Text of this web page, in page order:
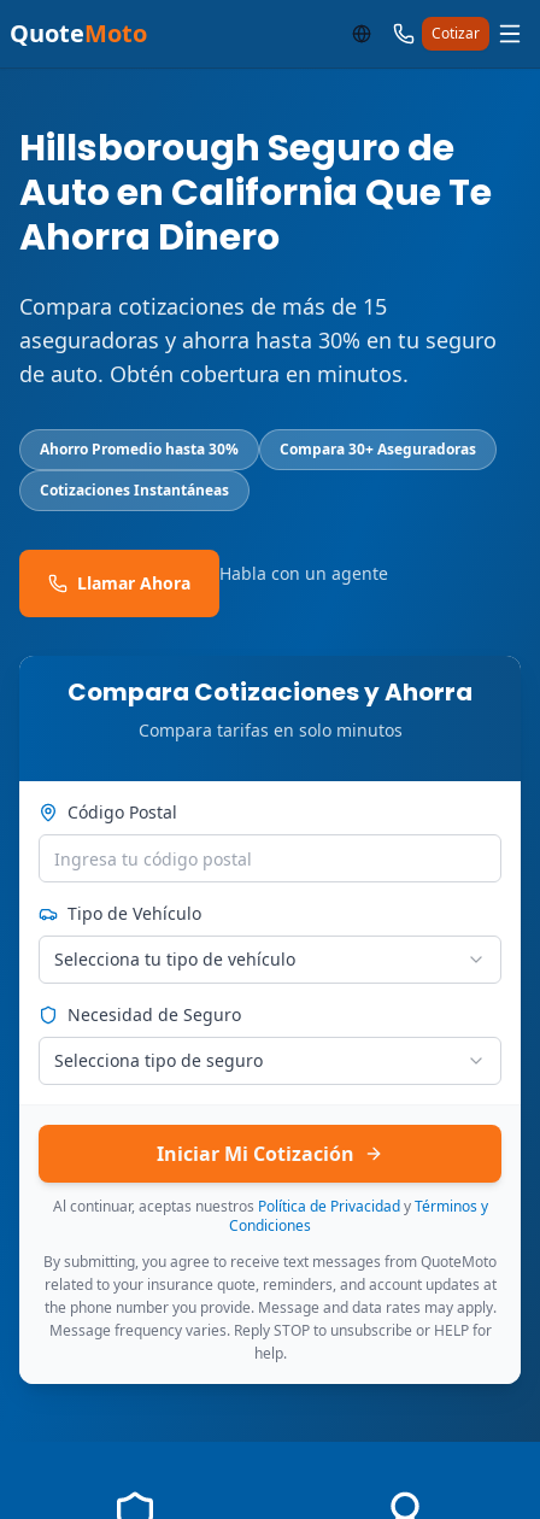
QuoteMoto Cotizar
Hillsborough Seguro de
Auto en California Que Te
Ahorra Dinero
Compara cotizaciones de más de 15
aseguradoras y ahorra hasta 30% en tu seguro
de auto. Obtén cobertura en minutos.
Ahorro Promedio hasta 30%
Compara 30+ Aseguradoras
Cotizaciones Instantáneas
Llamar Ahora Habla con un agente
Compara Cotizaciones y Ahorra
Compara tarifas en solo minutos
Código Postal
Tipo de Vehículo
Selecciona tu tipo de vehículo
Necesidad de Seguro
Selecciona tipo de seguro
Iniciar Mi Cotización
Al continuar, aceptas nuestros Política de Privacidad y Términos y
Condiciones
By submitting, you agree to receive text messages from QuoteMoto
related to your insurance quote, reminders, and account updates at
the phone number you provide. Message and data rates may apply.
Message frequency varies. Reply STOP to unsubscribe or HELP for
help.